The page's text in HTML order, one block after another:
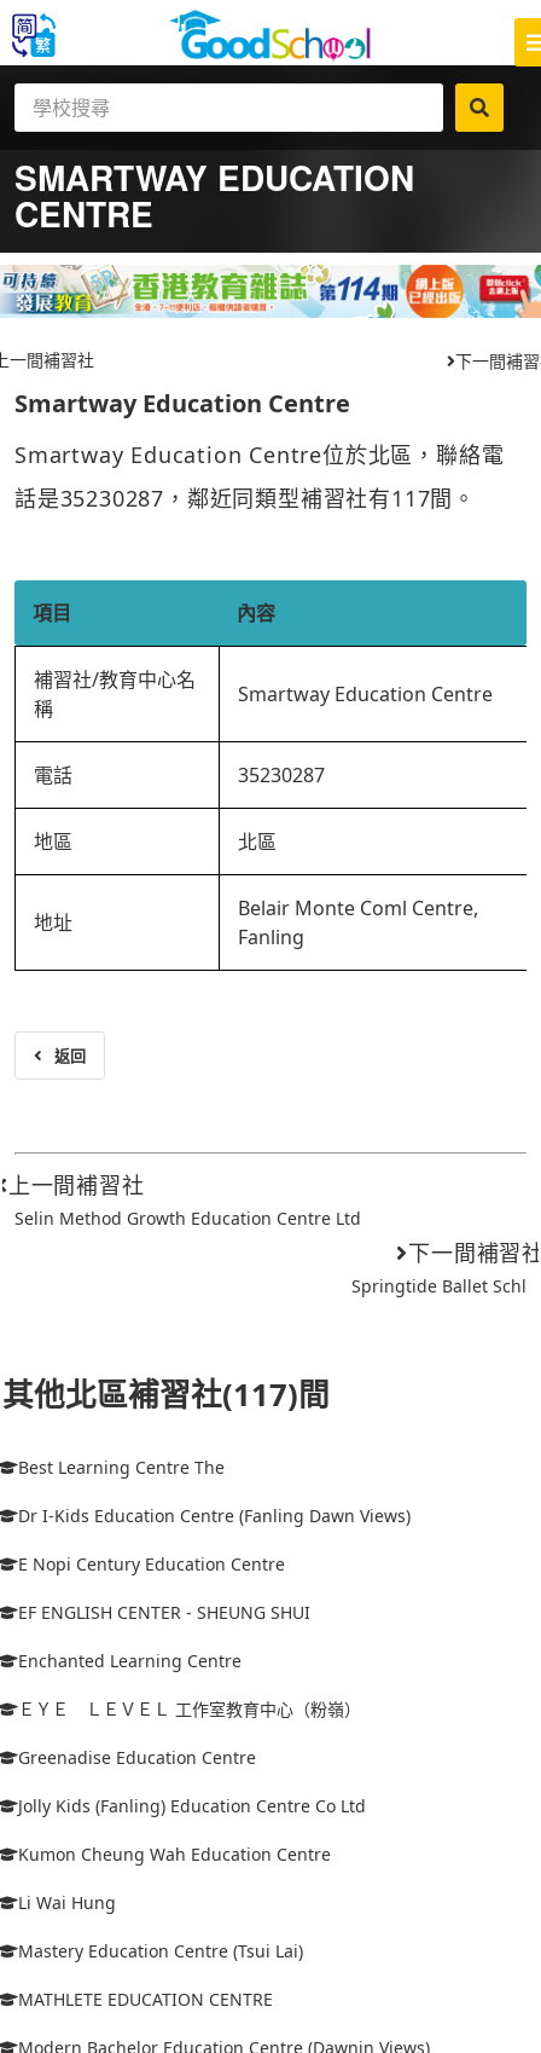
SMARTWAY EDUCATION
CENTRE
一間補習社 下一間補
Smartway Education Centre
Smartway Education Centre位於北區，聯絡電
話是35230287，鄰近同類型補習社有117間。
項目 內容
補習社/教育中心名
稱
Smartway Education Centre
電話 35230287
地區 北區
地址
Belair Monte Coml Centre,
Fanling
返回
上一間補習社
Selin Method Growth Education Centre Ltd
下一間補習
Springtide Ballet Schl
其他北區補習社(117)間
Best Learning Centre The
Dr I-Kids Education Centre (Fanling Dawn Views)
E Nopi Century Education Centre
EF ENGLISH CENTER - SHEUNG SHUI
Enchanted Learning Centre
ＥＹＥ ＬＥＶＥＬ 工作室教育中心（粉嶺）
Greenadise Education Centre
Jolly Kids (Fanling) Education Centre Co Ltd
Kumon Cheung Wah Education Centre
Li Wai Hung
Mastery Education Centre (Tsui Lai)
MATHLETE EDUCATION CENTRE
Modern Bachelor Education Centre (Dawnin Views)